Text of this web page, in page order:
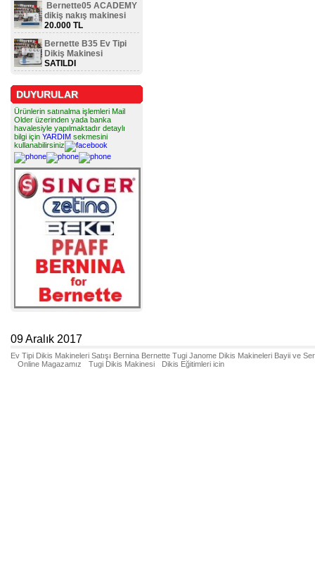
Bernette05 ACADEMY
dikiş nakış makinesi
20.000 TL
Bernette B35 Ev Tipi
Dikiş Makinesi
SATILDI
DUYURULAR
Ürünlerin satınalma işlemleri Mail
Older üzerinden yada banka
havalesiyle yapılmaktadır detaylı
bilgi için YARDIM sekmesini
kullanabilirsiniz
09 Aralık 2017
Ev Tipi Dikis Makineleri Satışı Bernina Bernette Tugi Janome Dikis Makineleri Bayii ve
Online Magazamız
Tugi Dikis Makinesi Dikis Eğitimleri icin